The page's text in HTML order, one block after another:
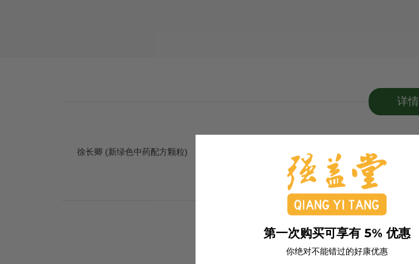
详情
徐长卿 (新绿色中药配方颗粒)
第一次购买可享有 5% 优惠
你绝对不能错过的好康优惠